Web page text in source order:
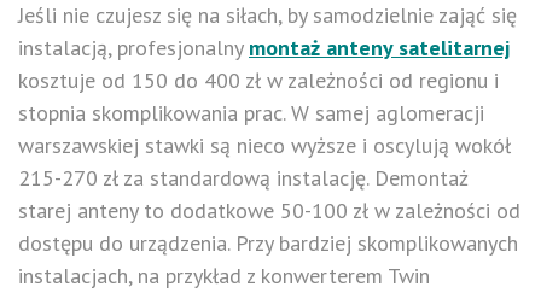
Jeśli nie czujesz się na siłach, by samodzielnie zająć się
instalacją, profesjonalny montaż anteny satelitarnej
kosztuje od 150 do 400 zł w zależności od regionu i
stopnia skomplikowania prac. W samej aglomeracji
warszawskiej stawki są nieco wyższe i oscylują wokół
215-270 zł za standardową instalację. Demontaż
starej anteny to dodatkowe 50-100 zł w zależności od
dostępu do urządzenia. Przy bardziej skomplikowanych
instalacjach, na przykład z konwerterem Twin